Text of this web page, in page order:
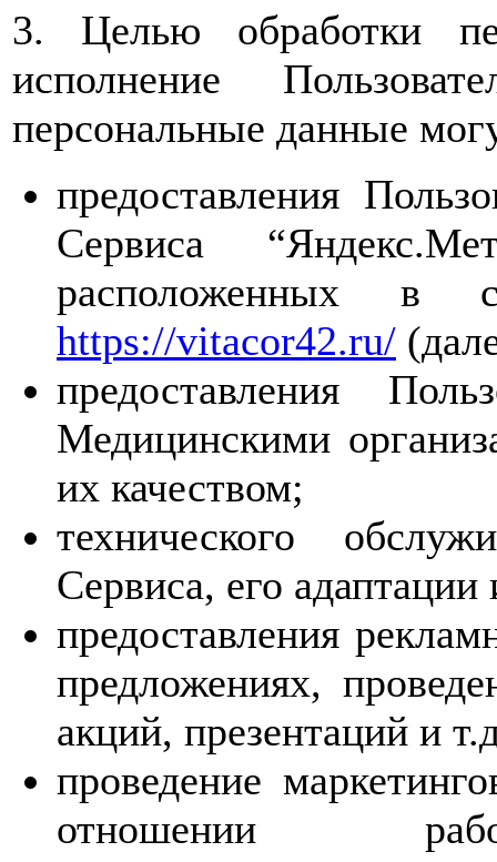
3. Целью обработки
исполнение
персональные данные
предоставления
Сервиса
расположенных в
https://vitacor42.ru/
предоставления
Медицинскими
их качеством;
технического
Сервиса, его
предоставления
предложениях,
акций, презентаций и
проведение
отношении